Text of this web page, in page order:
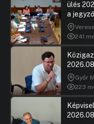
ülés
a
241
Győr
223